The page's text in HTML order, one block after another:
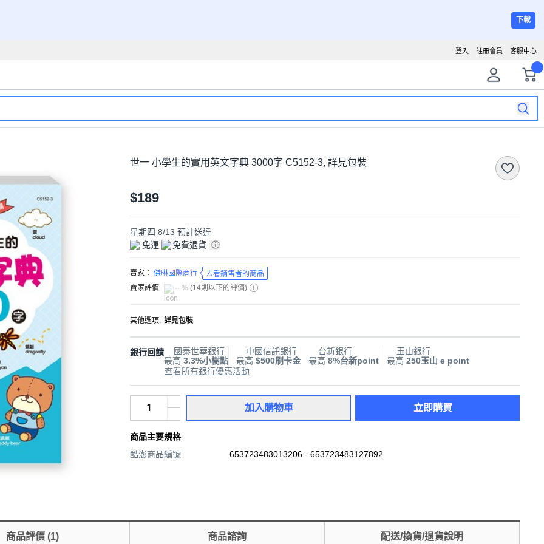
下載
客服中心
註冊會員
登入
世一 小學生的實用英文字典 3000字 C5152-3, 詳見包裝
$189
星期四 8/13 預計送達
免運
免費退貨
賣家： 傑晽國際商行
去看銷售者的商品
賣家評價
-- % (14則以下的評價)
其他選項: 詳見包裝
銀行回饋
國泰世華銀行
最高 3.3%小樹點
中國信託銀行
最高 $500刷卡金
台新銀行
最高 8%台新point
玉山銀行
最高 250玉山 e point
查看所有銀行優惠活動
加入購物車 立即購買
商品主要規格
酷澎商品編號
653723483013206 - 653723483127892
商品評價(1) 商品諮詢 配送/換貨/退貨說明